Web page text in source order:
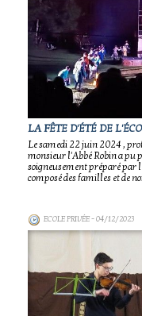
LA FÊTE D'ÉTÉ DE
Le samedi 22 juin 2024 ,
monsieur l'Abbé Robin a pu
soigneusement préparé par
composé des familles et de
ECOLE PRIVÉE- 04/12/2023